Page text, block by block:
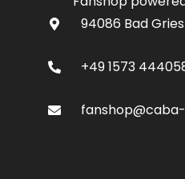
94086 Bad
+49 1573